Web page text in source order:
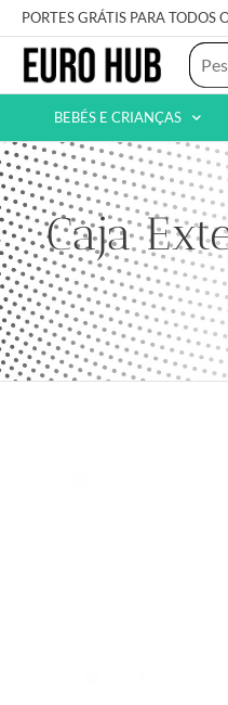
PORTES GRÁTIS PARA
BEBÉS E CRIANÇAS
Caja